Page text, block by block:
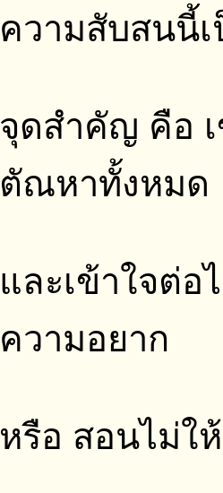
ความสับสนนี้เ
จุดสำคัญ คือ
ตัณหาทั้งหมด
และเข้าใจต่อ
ความอยาก
หรือ สอนไม่ใ